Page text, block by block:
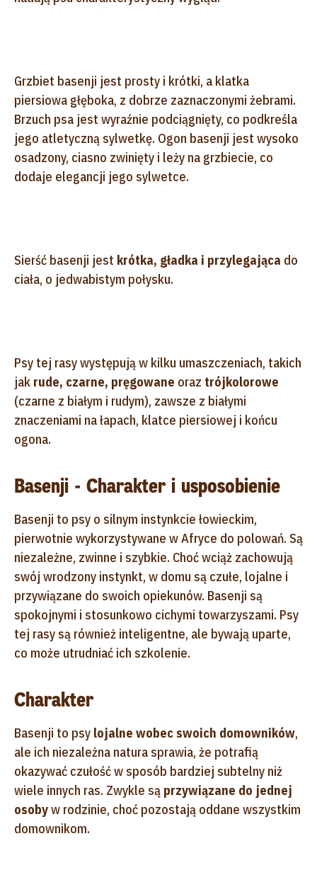
Grzbiet basenji jest prosty i krótki, a klatka
piersiowa głęboka, z dobrze zaznaczonymi żebrami.
Brzuch psa jest wyraźnie podciągnięty, co podkreśla
jego atletyczną sylwetkę. Ogon basenji jest wysoko
osadzony, ciasno zwinięty i leży na grzbiecie, co
dodaje elegancji jego sylwetce.
Sierść basenji jest krótka, gładka i przylegająca do
ciała, o jedwabistym połysku.
Psy tej rasy występują w kilku umaszczeniach, takich
jak rude, czarne, pręgowane oraz trójkolorowe
(czarne z białym i rudym), zawsze z białymi
znaczeniami na łapach, klatce piersiowej i końcu
ogona.
Basenji - Charakter i usposobienie
Basenji to psy o silnym instynkcie łowieckim,
pierwotnie wykorzystywane w Afryce do polowań. Są
niezależne, zwinne i szybkie. Choć wciąż zachowują
swój wrodzony instynkt, w domu są czułe, lojalne i
przywiązane do swoich opiekunów. Basenji są
spokojnymi i stosunkowo cichymi towarzyszami. Psy
tej rasy są również inteligentne, ale bywają uparte,
co może utrudniać ich szkolenie.
Charakter
Basenji to psy lojalne wobec swoich domowników,
ale ich niezależna natura sprawia, że potrafią
okazywać czułość w sposób bardziej subtelny niż
wiele innych ras. Zwykle są przywiązane do jednej
osobyw rodzinie, choć pozostają oddane wszystkim
domownikom.